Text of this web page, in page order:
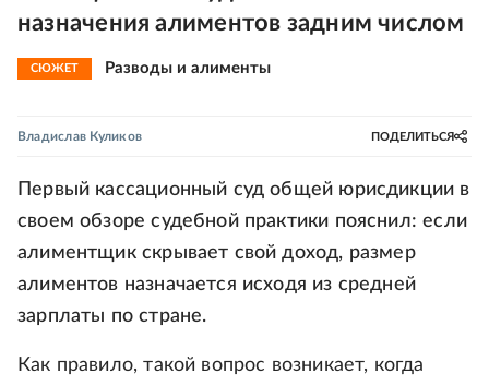
назначения алиментов задним числом
СЮЖЕТ Разводы и алименты
Владислав Куликов ПОДЕЛИТЬСЯ
Первый кассационный суд общей юрисдикции в
своем обзоре судебной практики пояснил: если
алиментщик скрывает свой доход, размер
алиментов назначается исходя из средней
зарплаты по стране.
Как правило, такой вопрос возникает, когда